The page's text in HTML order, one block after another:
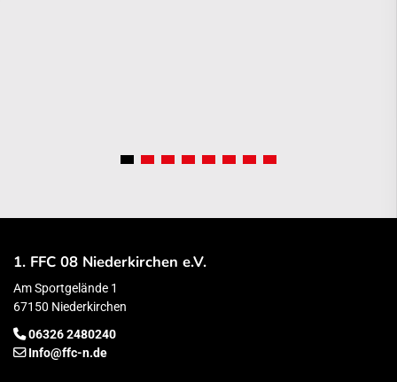
1. FFC 08 Niederkirchen e.V.
Am Sportgelände 1
67150 Niederkirchen
06326 2480240
Info@ffc-n.de